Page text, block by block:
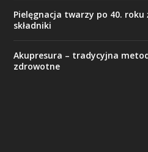
Pielęgnacja twarzy po 40. roku
składniki
Akupresura – tradycyjna
zdrowotne